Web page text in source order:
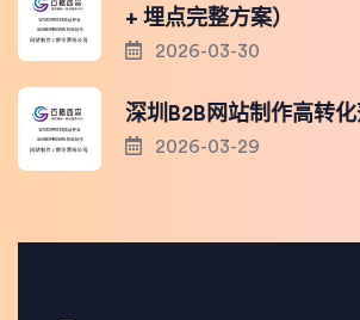
+ 埋点完整方案）
2026-03-30
深圳B2B网站制作高转
2026-03-29